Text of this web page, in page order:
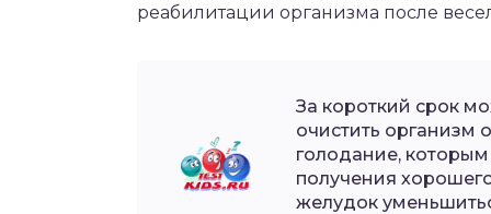
реабилитации организма после
За короткий срок
очистить организм
голодание,
получения
желудок